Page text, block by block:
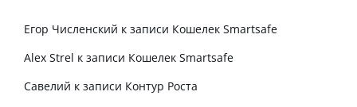
Егор Численский к записи Кошелек Smartsafe
Alex Strel к записи Кошелек Smartsafe
Савелий к записи Контур Роста